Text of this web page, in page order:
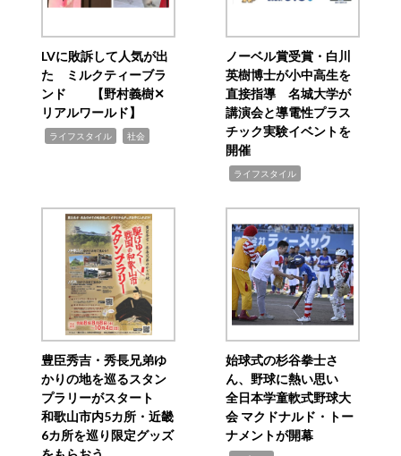
LVに敗訴して人気が出
た ミルクティーブラ
ンド 【野村義樹✕
リアルワールド】
ライフスタイル 社会
ノーベル賞受賞・白川
英樹博士が小中高生を
直接指導 名城大学が
講演会と導電性プラス
チック実験イベントを
開催
ライフスタイル
豊臣秀吉・秀長兄弟ゆ
かりの地を巡るスタン
プラリーがスタート
和歌山市内5カ所・近畿
6カ所を巡り限定グッズ
始球式の杉谷拳士さ
ん、野球に熱い思い
全日本学童軟式野球大
会 マクドナルド・トー
ナメントが開幕